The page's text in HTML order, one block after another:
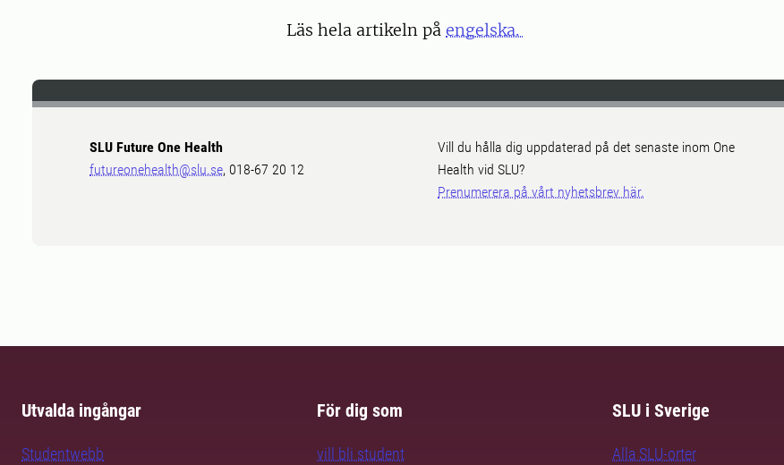
Läs hela artikeln på engelska.
SLU Future One Health
futureonehealth@slu.se, 018-67 20 12
Vill du hålla dig uppdaterad på det senaste inom One
Health vid SLU?
Prenumerera på vårt nyhetsbrev här.
Utvalda ingångar
Studentwebb
För dig som
vill bli student
SLU i Sverige
Alla SLU-orter